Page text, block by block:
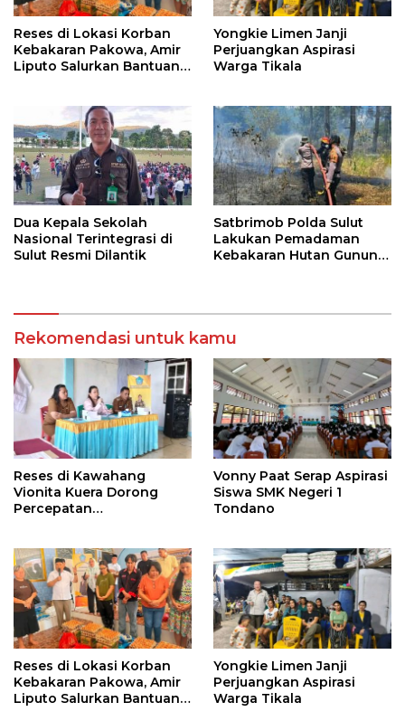
Reses di Lokasi Korban
Kebakaran Pakowa, Amir
Liputo Salurkan Bantuan
Yongkie Limen Janji
Perjuangkan Aspirasi
Warga Tikala
Dua Kepala Sekolah
Nasional Terintegrasi di
Sulut Resmi Dilantik
Satbrimob Polda Sulut
Lakukan Pemadaman
Kebakaran Hutan Gunung
Rekomendasi untuk kamu
Reses di Kawahang
Vionita Kuera Dorong
Percepatan
Vonny Paat Serap Aspirasi
Siswa SMK Negeri 1
Tondano
Reses di Lokasi Korban
Kebakaran Pakowa, Amir
Liputo Salurkan Bantuan
Yongkie Limen Janji
Perjuangkan Aspirasi
Warga Tikala